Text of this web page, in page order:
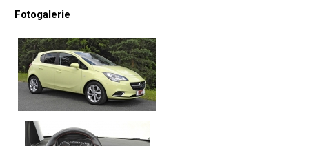
Fotogalerie